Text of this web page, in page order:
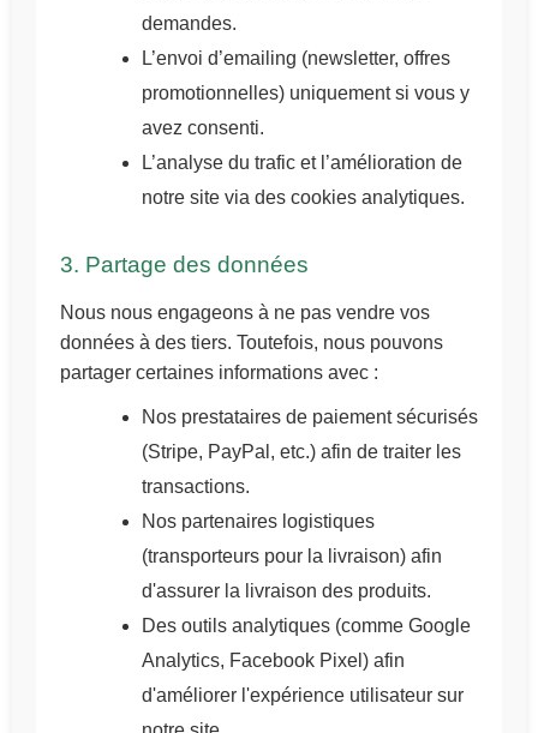
demandes.
L’envoi d’emailing (newsletter, offres
promotionnelles) uniquement si vous y
avez consenti.
L’analyse du trafic et l’amélioration de
notre site via des cookies analytiques.
3. Partage des données
Nous nous engageons à ne pas vendre vos
données à des tiers. Toutefois, nous pouvons
partager certaines informations avec :
Nos prestataires de paiement sécurisés
(Stripe, PayPal, etc.) afin de traiter les
transactions.
Nos partenaires logistiques
(transporteurs pour la livraison) afin
d'assurer la livraison des produits.
Des outils analytiques (comme Google
Analytics, Facebook Pixel) afin
d'améliorer l'expérience utilisateur sur